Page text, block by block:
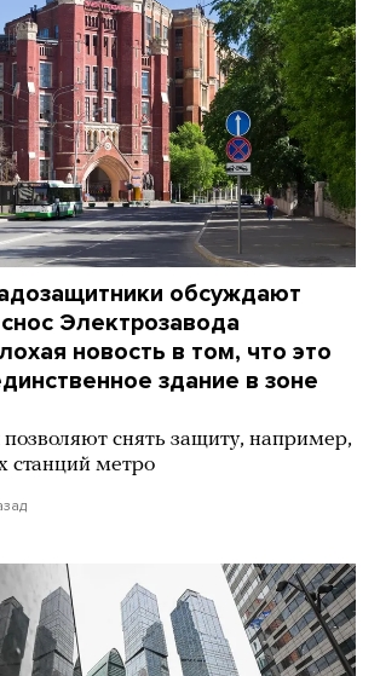
обсуждают
Электрозавода
новость в том, что это
здание в зоне
снять защиту, например,
станций метро